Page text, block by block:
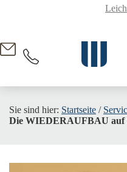
Sie sind hier: Startseite /
Die WIEDERAUFBAU auf